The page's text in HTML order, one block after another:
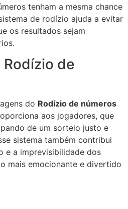
tenham a mesma chance
de rodízio ajuda a evitar
os resultados sejam
de
do Rodízio de números
aos jogadores, que
de um sorteio justo e
sistema também contribui
e a imprevisibilidade dos
mais emocionante e divertido